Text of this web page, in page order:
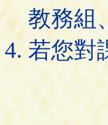
教務組
若您對